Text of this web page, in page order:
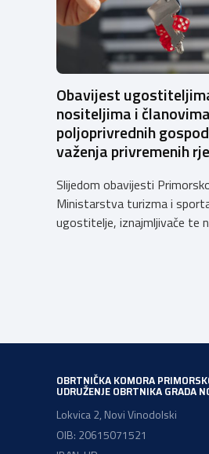
Obavijest
nositeljima i
poljoprivrednih
važenja privremenih
Slijedom obavijesti
Ministarstva turizma i
ugostitelje, iznajmljivače te
OBRTNIČKA KOMORA
UDRUŽENJE OBRTNIKA GRADA
Lokvica 2, Novi Vinodolski
OIB: 20615071521